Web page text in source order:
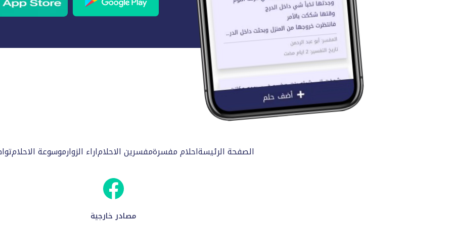
الصفحة الرئيسةاحلام مفسرةمفسرين الاحلاماراء الزوارموسوعة الاحلام
مصادر خارجية